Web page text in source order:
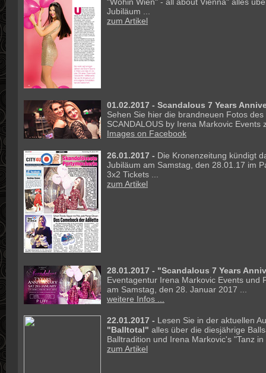
Jubiläum ...
zum Artikel
01.02.2017 - Scandalous 7 Years
Sehen Sie hier die brandneuen Fotos
SCANDALOUS by Irena Markovic Events
Images on Facebook
26.01.2017 - Die Kronenzeitung kündigt
Jubiläum am Samstag, den 28.01.17 im
3x2 Tickets ...
zum Artikel
28.01.2017 - "Scandalous 7 Years
Eventagentur Irena Markovic Events und
am Samstag, den 28. Januar 2017 ...
weitere Infos ...
22.01.2017 - Lesen Sie in der aktuellen
"Balltotal" alles über die diesjährige
Balltradition und Irena Markovic's "Tanz
zum Artikel